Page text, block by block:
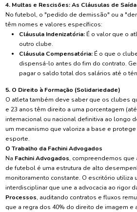
4. Multas e Rescisões: As Cláusulas de Saída
No futebol, o "pedido de demissão" ou a
têm nomes e valores específicos:
Cláusula Indenizatória:É o valor que o
outro clube.
Cláusula Compensatória:É o que o
dispensá-lo antes do fim do contrato.
pagar o saldo total dos salários até o
5. O Direito à Formação (Solidariedade)
O atleta também deve saber que os clubes
e 23 anos têm direito a uma porcentagem
internacional ou nacional definitiva ao longo
um mecanismo que valoriza a base e
esporte.
O Trabalho da Fachini Advogados
Na Fachini Advogados, compreendemos que
de futebol é uma estrutura de alto
monitoramento constante. O escritório utiliza
interdisciplinar que une a advocacia ao rigor
Processos, auditando contratos e fluxos
que a regra dos 40% do direito de imagem e